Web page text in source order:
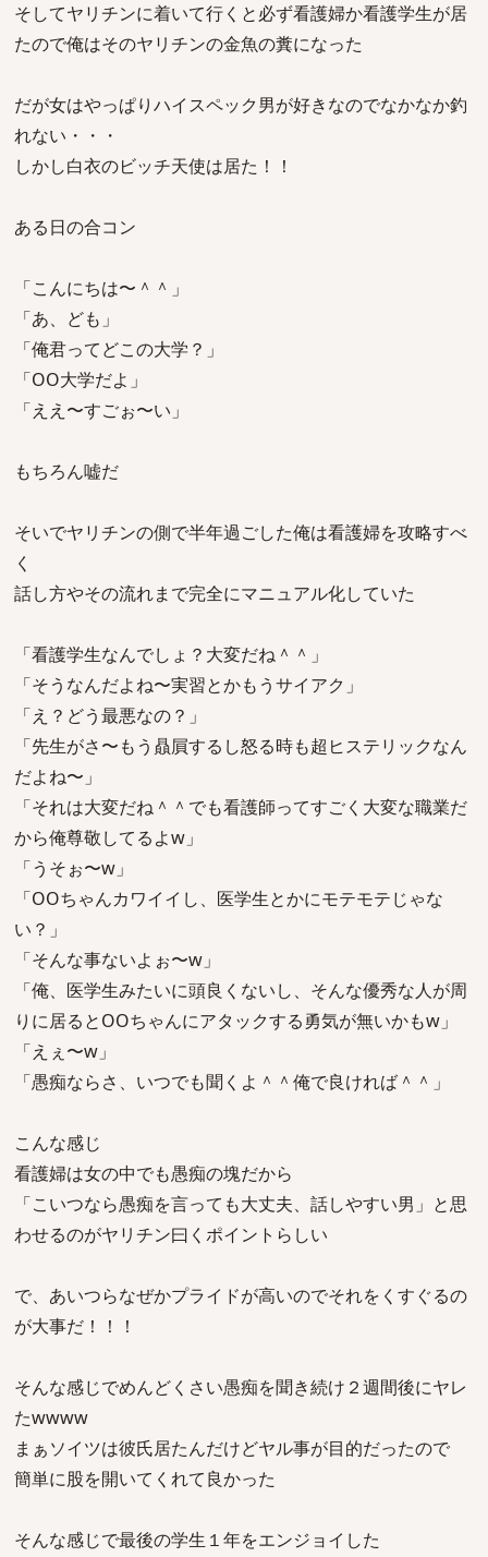
そしてヤリチンに着いて行くと必ず看護婦か看護学生が居
たので俺はそのヤリチンの金魚の糞になった
だが女はやっぱりハイスペック男が好きなのでなかなか釣
れない・・・
しかし白衣のビッチ天使は居た！！
ある日の合コン
「こんにちは〜＾＾」
「あ、ども」
「俺君ってどこの大学？」
「OO大学だよ」
「ええ〜すごぉ〜い」
もちろん嘘だ
そいでヤリチンの側で半年過ごした俺は看護婦を攻略すべ
く
話し方やその流れまで完全にマニュアル化していた
「看護学生なんでしょ？大変だね＾＾」
「そうなんだよね〜実習とかもうサイアク」
「え？どう最悪なの？」
「先生がさ〜もう贔屓するし怒る時も超ヒステリックなん
だよね〜」
「それは大変だね＾＾でも看護師ってすごく大変な職業だ
から俺尊敬してるよw」
「うそぉ〜w」
「OOちゃんカワイイし、医学生とかにモテモテじゃな
い？」
「そんな事ないよぉ〜w」
「俺、医学生みたいに頭良くないし、そんな優秀な人が周
りに居るとOOちゃんにアタックする勇気が無いかもw」
「えぇ〜w」
「愚痴ならさ、いつでも聞くよ＾＾俺で良ければ＾＾」
こんな感じ
看護婦は女の中でも愚痴の塊だから
「こいつなら愚痴を言っても大丈夫、話しやすい男」と思
わせるのがヤリチン曰くポイントらしい
で、あいつらなぜかプライドが高いのでそれをくすぐるの
が大事だ！！！
そんな感じでめんどくさい愚痴を聞き続け２週間後にヤレ
たwwww
まぁソイツは彼氏居たんだけどヤル事が目的だったので
簡単に股を開いてくれて良かった
そんな感じで最後の学生１年をエンジョイした